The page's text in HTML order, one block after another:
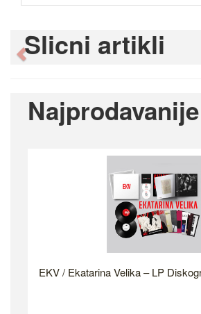
Slicni artikli
Previous
Najprodavanije
EKV / Ekatarina Velika – LP